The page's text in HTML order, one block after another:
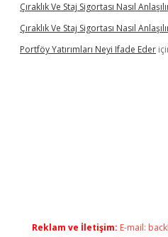
Çıraklık Ve Staj Sigortası Nasıl
Çıraklık Ve Staj Sigortası Nasıl
Portföy Yatırımları Neyi Ifade Eder
Reklam ve İletişim: E-mail: